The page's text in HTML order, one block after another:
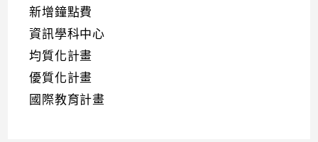
新增鐘點費
資訊學科中心
均質化計畫
優質化計畫
國際教育計畫